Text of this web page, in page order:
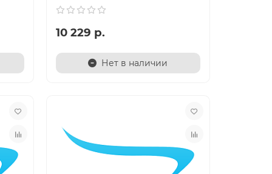
Быстрый заказ
10 229 р.
Нет в наличии